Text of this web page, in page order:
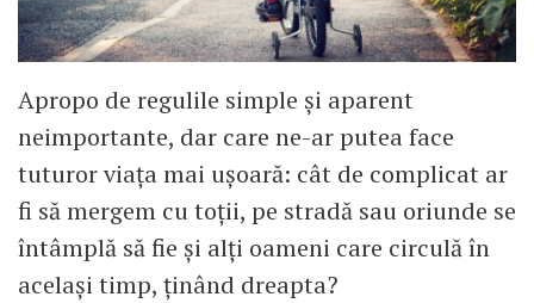
Apropo de regulile simple și aparent
neimportante, dar care ne-ar putea face
tuturor viața mai ușoară: cât de complicat ar
fi să mergem cu toții, pe stradă sau oriunde se
întâmplă să fie și alți oameni care circulă în
același timp, ținând dreapta?